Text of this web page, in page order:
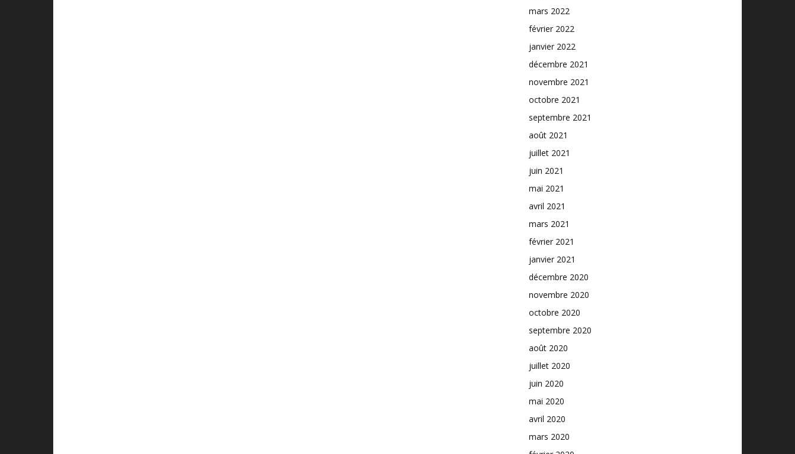
mars 2022
février 2022
janvier 2022
décembre 2021
novembre 2021
octobre 2021
septembre 2021
août 2021
juillet 2021
juin 2021
mai 2021
avril 2021
mars 2021
février 2021
janvier 2021
décembre 2020
novembre 2020
octobre 2020
septembre 2020
août 2020
juillet 2020
juin 2020
mai 2020
avril 2020
mars 2020